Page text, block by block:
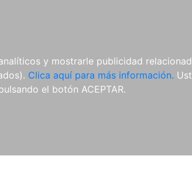
y mostrarle publicidad
Clica aquí para más información.
el botón ACEPTAR.
E-BOOKS
de propiedad intelectualAnuario de